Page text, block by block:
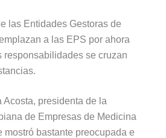
las Entidades Gestoras de
a las EPS por ahora
responsabilidades se cruzan
Acosta, presidenta de la
de Empresas de Medicina
mostró bastante preocupada e